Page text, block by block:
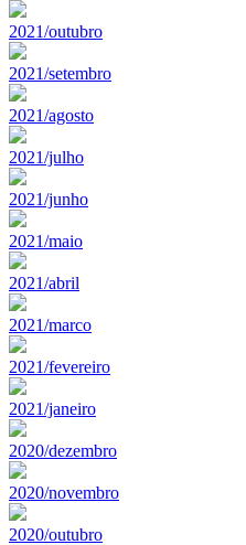
2021/outubro
2021/setembro
2021/agosto
2021/julho
2021/junho
2021/maio
2021/abril
2021/marco
2021/fevereiro
2021/janeiro
2020/dezembro
2020/novembro
2020/outubro